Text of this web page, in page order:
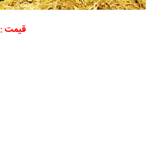
قیمت :